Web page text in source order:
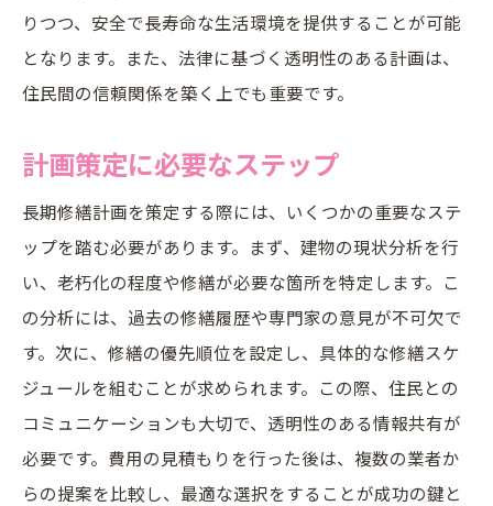
住民ニーズを反映する計画策定
事例に基づくニーズ把握の手法
成功事例から学ぶ柔軟な対応策
ニーズに合った計画実施の重要性
住民満足度を高める計画の工夫
東京都のガイドラインに基づく長期修繕計画の
重要性とその実例
東京都ガイドラインの基本事項
ガイドライン遵守の重要性
成功事例に見るガイドラインの活用法
りつつ、安全で長寿命な生活環境を提供することが可能
となります。また、法律に基づく透明性のある計画は、
住民間の信頼関係を築く上でも重要です。
計画策定に必要なステップ
長期修繕計画を策定する際には、いくつかの重要なステ
ップを踏む必要があります。まず、建物の現状分析を行
い、老朽化の程度や修繕が必要な箇所を特定します。こ
の分析には、過去の修繕履歴や専門家の意見が不可欠で
す。次に、修繕の優先順位を設定し、具体的な修繕スケ
ジュールを組むことが求められます。この際、住民との
コミュニケーションも大切で、透明性のある情報共有が
必要です。費用の見積もりを行った後は、複数の業者か
らの提案を比較し、最適な選択をすることが成功の鍵と